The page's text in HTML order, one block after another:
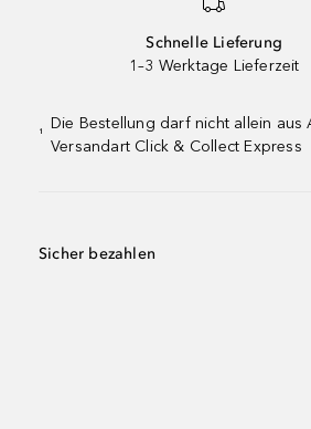
Schnelle Lieferung
1–3 Werktage Lieferzeit
¹
Die Bestellung darf nicht allein
Versandart Click & Collect Express
Sicher bezahlen